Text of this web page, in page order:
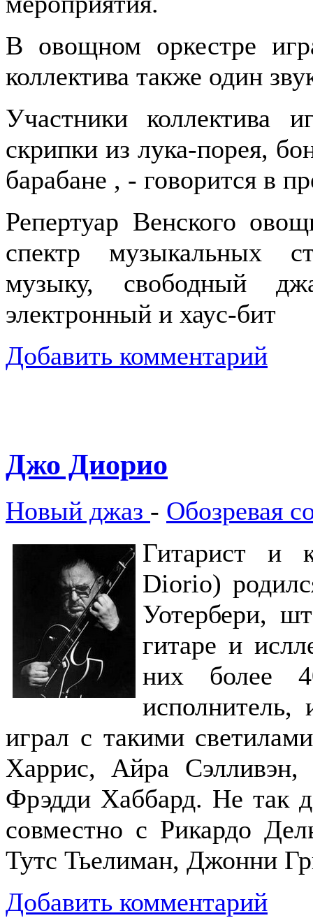
В овощном оркестре
коллектива также один
Участники коллектива
скрипки из лука-порея,
барабане , - говорится в
Репертуар Венского
спектр музыкальных
музыку, свободный
электронный и хаус-бит
Добавить комментарий
Джо Диорио
Новый джаз - Обозревая
Гитарист и
Diorio)
Уотербери,
гитаре и
них более
играл с такими
Харрис, Айра
Фрэдди Хаббард. Не так
совместно с Рикардо
Тутс Тьелиман, Джонни
Добавить комментарий